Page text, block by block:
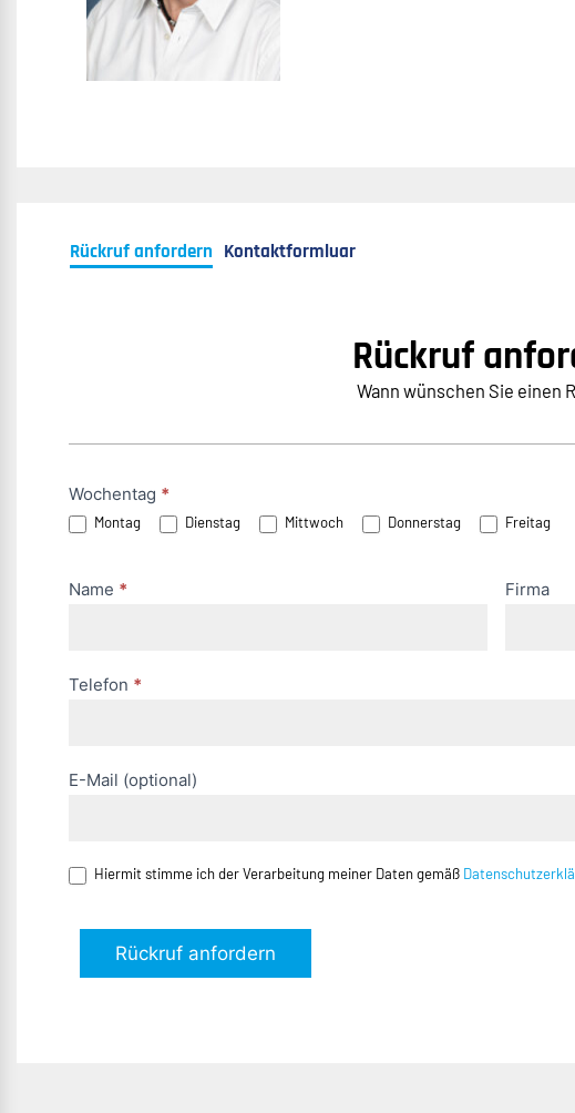
Rückruf anfordern Kontaktformluar
Rückruf
Wann wünschen Sie einen
Rückruf
anfordern
Wochentag *
Montag Dienstag Mittwoch Donnerstag Freitag
Name * Firma
Telefon *
E-Mail (optional)
Hiermit stimme ich der Verarbeitung meiner Daten gemäß
Rückruf anfordern